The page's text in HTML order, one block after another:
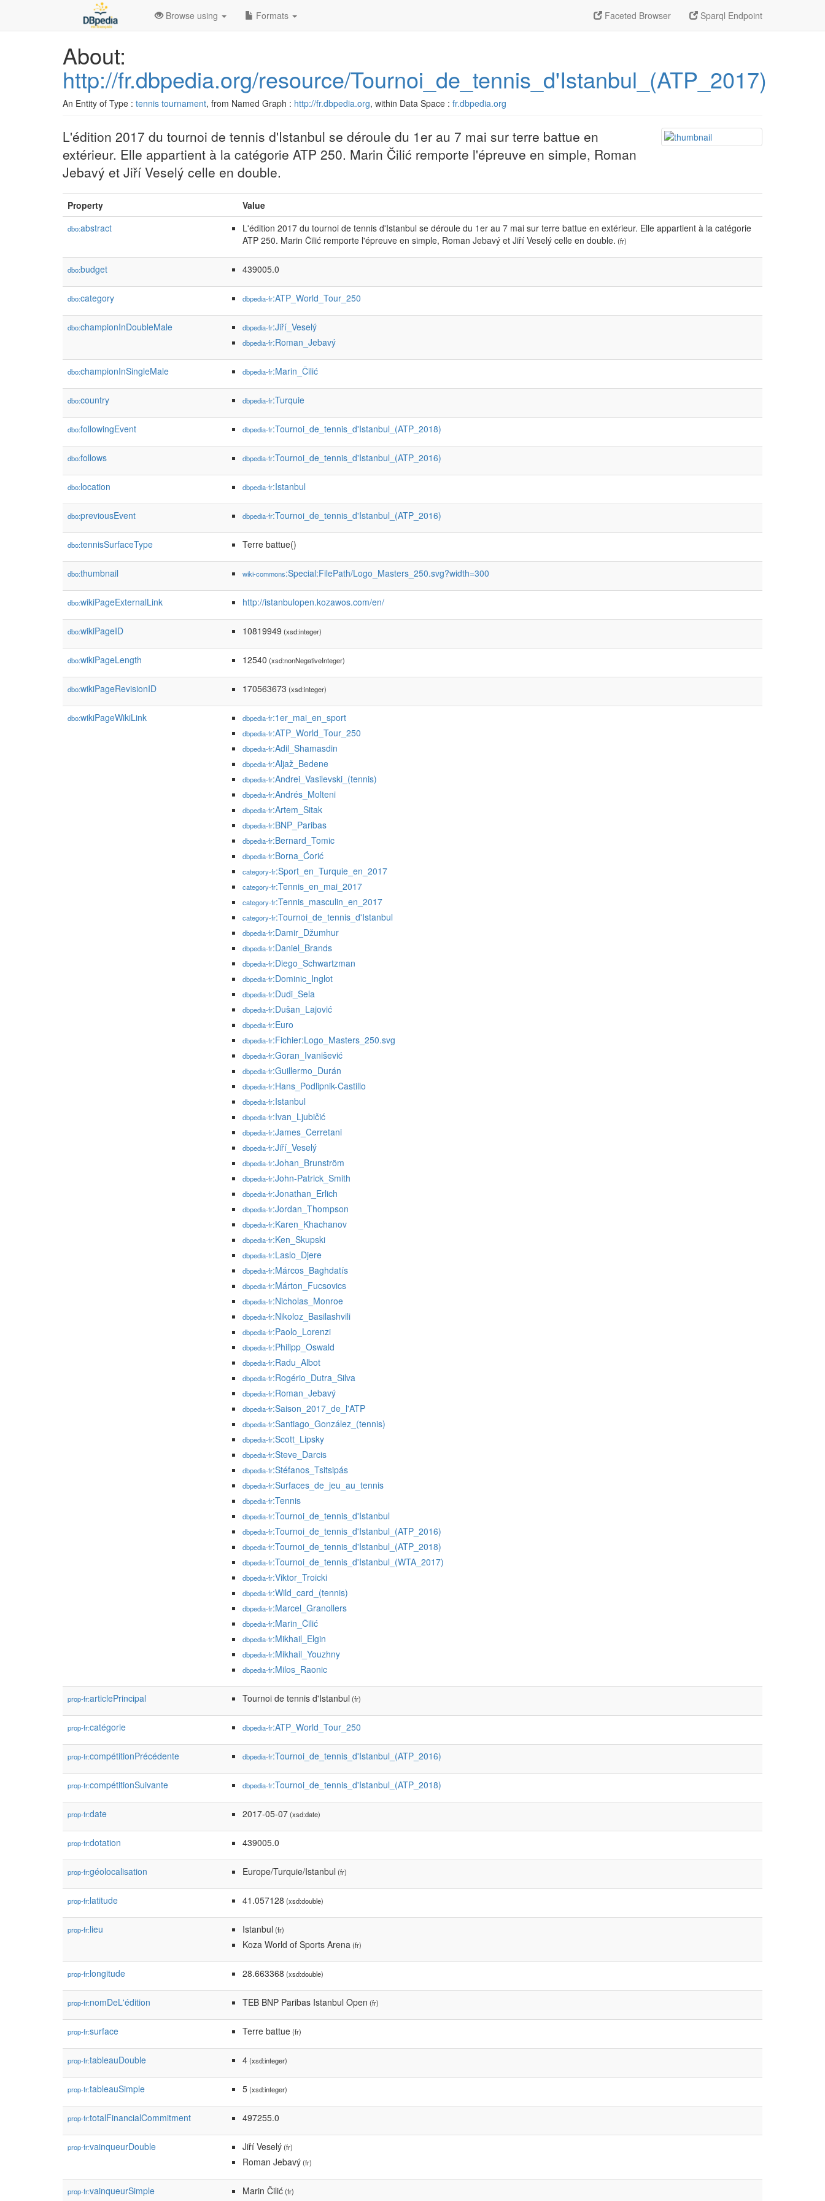
Faceted Browser Sparql Endpoint
Browse using Formats
About:
http://fr.dbpedia.org/resource/Tournoi_de_tennis_d'Istanbul_(ATP_2017)
An Entity of Type : tennis tournament, from Named Graph : http://fr.dbpedia.org, within Data Space : fr.dbpedia.org
L'édition 2017 du tournoi de tennis d'Istanbul se déroule du 1er au 7 mai sur terre battue en
extérieur. Elle appartient à la catégorie ATP 250. Marin Čilić remporte l'épreuve en simple, Roman
Jebavý et Jiří Veselý celle en double.
Property Value
dbo:abstract
L'édition 2017 du tournoi de tennis d'Istanbul se déroule du 1er au 7 mai sur terre battue en extérieur. Elle appartient à la catégorie
ATP 250. Marin Čilić remporte l'épreuve en simple, Roman Jebavý et Jiří Veselý celle en double. (fr)
dbo:budget 439005.0
dbo:category dbpedia-fr:ATP_World_Tour_250
dbo:championInDoubleMale dbpedia-fr:Jiří_Veselý
dbpedia-fr:Roman_Jebavý
dbo:championInSingleMale dbpedia-fr:Marin_Čilić
dbo:country dbpedia-fr:Turquie
dbo:followingEvent dbpedia-fr:Tournoi_de_tennis_d'Istanbul_(ATP_2018)
dbo:follows dbpedia-fr:Tournoi_de_tennis_d'Istanbul_(ATP_2016)
dbo:location dbpedia-fr:Istanbul
dbo:previousEvent dbpedia-fr:Tournoi_de_tennis_d'Istanbul_(ATP_2016)
dbo:tennisSurfaceType Terre battue()
dbo:thumbnail wiki-commons:Special:FilePath/Logo_Masters_250.svg?width=300
dbo:wikiPageExternalLink http://istanbulopen.kozawos.com/en/
dbo:wikiPageID 10819949 (xsd:integer)
dbo:wikiPageLength 12540 (xsd:nonNegativeInteger)
dbo:wikiPageRevisionID 170563673 (xsd:integer)
dbo:wikiPageWikiLink dbpedia-fr:1er_mai_en_sport
dbpedia-fr:ATP_World_Tour_250
dbpedia-fr:Adil_Shamasdin
dbpedia-fr:Aljaž_Bedene
dbpedia-fr:Andrei_Vasilevski_(tennis)
dbpedia-fr:Andrés_Molteni
dbpedia-fr:Artem_Sitak
dbpedia-fr:BNP_Paribas
dbpedia-fr:Bernard_Tomic
dbpedia-fr:Borna_Ćorić
category-fr:Sport_en_Turquie_en_2017
category-fr:Tennis_en_mai_2017
category-fr:Tennis_masculin_en_2017
category-fr:Tournoi_de_tennis_d'Istanbul
dbpedia-fr:Damir_Džumhur
dbpedia-fr:Daniel_Brands
dbpedia-fr:Diego_Schwartzman
dbpedia-fr:Dominic_Inglot
dbpedia-fr:Dudi_Sela
dbpedia-fr:Dušan_Lajović
dbpedia-fr:Euro
dbpedia-fr:Fichier:Logo_Masters_250.svg
dbpedia-fr:Goran_Ivanišević
dbpedia-fr:Guillermo_Durán
dbpedia-fr:Hans_Podlipnik-Castillo
dbpedia-fr:Istanbul
dbpedia-fr:Ivan_Ljubičić
dbpedia-fr:James_Cerretani
dbpedia-fr:Jiří_Veselý
dbpedia-fr:Johan_Brunström
dbpedia-fr:John-Patrick_Smith
dbpedia-fr:Jonathan_Erlich
dbpedia-fr:Jordan_Thompson
dbpedia-fr:Karen_Khachanov
dbpedia-fr:Ken_Skupski
dbpedia-fr:Laslo_Djere
dbpedia-fr:Márcos_Baghdatís
dbpedia-fr:Márton_Fucsovics
dbpedia-fr:Nicholas_Monroe
dbpedia-fr:Nikoloz_Basilashvili
dbpedia-fr:Paolo_Lorenzi
dbpedia-fr:Philipp_Oswald
dbpedia-fr:Radu_Albot
dbpedia-fr:Rogério_Dutra_Silva
dbpedia-fr:Roman_Jebavý
dbpedia-fr:Saison_2017_de_l'ATP
dbpedia-fr:Santiago_González_(tennis)
dbpedia-fr:Scott_Lipsky
dbpedia-fr:Steve_Darcis
dbpedia-fr:Stéfanos_Tsitsipás
dbpedia-fr:Surfaces_de_jeu_au_tennis
dbpedia-fr:Tennis
dbpedia-fr:Tournoi_de_tennis_d'Istanbul
dbpedia-fr:Tournoi_de_tennis_d'Istanbul_(ATP_2016)
dbpedia-fr:Tournoi_de_tennis_d'Istanbul_(ATP_2018)
dbpedia-fr:Tournoi_de_tennis_d'Istanbul_(WTA_2017)
dbpedia-fr:Viktor_Troicki
dbpedia-fr:Wild_card_(tennis)
dbpedia-fr:Marcel_Granollers
dbpedia-fr:Marin_Čilić
dbpedia-fr:Mikhail_Elgin
dbpedia-fr:Mikhail_Youzhny
dbpedia-fr:Milos_Raonic
prop-fr:articlePrincipal Tournoi de tennis d'Istanbul (fr)
prop-fr:catégorie dbpedia-fr:ATP_World_Tour_250
prop-fr:compétitionPrécédente dbpedia-fr:Tournoi_de_tennis_d'Istanbul_(ATP_2016)
prop-fr:compétitionSuivante dbpedia-fr:Tournoi_de_tennis_d'Istanbul_(ATP_2018)
prop-fr:date 2017-05-07(xsd:date)
prop-fr:dotation 439005.0
prop-fr:géolocalisation Europe/Turquie/Istanbul (fr)
prop-fr:latitude 41.057128 (xsd:double)
prop-fr:lieu Istanbul (fr)
Koza World of Sports Arena(fr)
prop-fr:longitude 28.663368 (xsd:double)
prop-fr:nomDeL'édition TEB BNP Paribas Istanbul Open (fr)
prop-fr:surface Terre battue(fr)
prop-fr:tableauDouble 4(xsd:integer)
prop-fr:tableauSimple 5(xsd:integer)
prop-fr:totalFinancialCommitment 497255.0
prop-fr:vainqueurDouble Jiří Veselý(fr)
Roman Jebavý(fr)
prop-fr:vainqueurSimple Marin Čilić(fr)